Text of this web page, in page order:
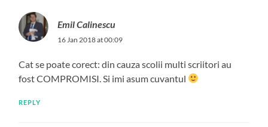
Emil Calinescu
16 Jan 2018 at 00:09
Cat se poate corect: din cauza scolii multi scriitori au
fost COMPROMISI. Si imi asum cuvantul
REPLY